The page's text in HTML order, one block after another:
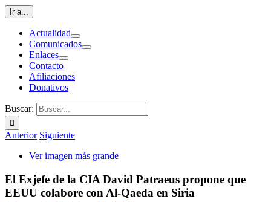
Ir a...
Actualidad
Comunicados
Enlaces
Contacto
Afiliaciones
Donativos
Buscar:
Anterior Siguiente
Ver imagen más grande
El Exjefe de la CIA David Patraeus propone que
EEUU colabore con Al-Qaeda en Siria